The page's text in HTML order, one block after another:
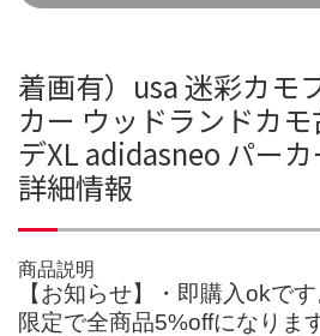
着画有）usa 迷彩カモ
カー ウッドランドカ
デXL adidasneo パー
詳細情報
商品説明
【お知らせ】・即購入okで
限定で全商品5%offになりま